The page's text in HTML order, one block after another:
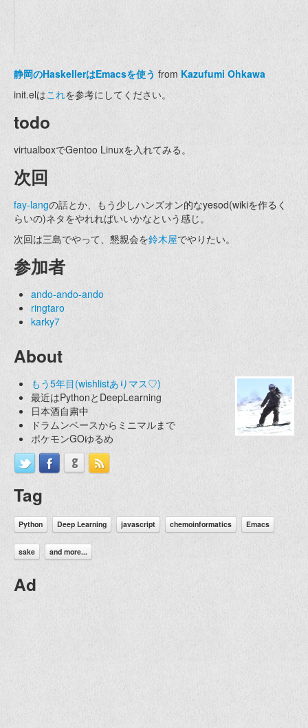
静岡のHaskellerはEmacsを使う from Kazufumi Ohkawa
init.elはこれを参考にしてください。
todo
virtualboxでGentoo Linuxを入れてみる。
次回
fay-langの話とか、もう少しハンズオン的なyesod(wikiを作るく
らいの)ネタをやれればいいかなという感じ。
次回は三島でやって、懇親会を鈴木屋でやりたい。
参加者
ando-ando-ando
ringtaro
karky7
About
もう5年目(wishlistありマス♡)
最近はPythonとDeepLearning
日本酒自粛中
ドラムンベースからミニマルまで
ポケモンGOゆるめ
Tag
Python Deep Learning javascript chemoinformatics Emacs
sake and more...
Ad